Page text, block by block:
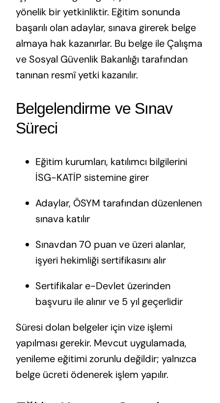
yönelik bir yetkinliktir. Eğitim sonunda
başarılı olan adaylar, sınava girerek belge
almaya hak kazanırlar. Bu belge ile Çalışma
ve Sosyal Güvenlik Bakanlığı tarafından
tanınan resmî yetki kazanılır.
Belgelendirme ve Sınav
Süreci
Eğitim kurumları, katılımcı bilgilerini
İSG-KATİP sistemine girer
Adaylar, ÖSYM tarafından düzenlenen
sınava katılır
Sınavdan 70 puan ve üzeri alanlar,
işyeri hekimliği sertifikasını alır
Sertifikalar e-Devlet üzerinden
başvuru ile alınır ve 5 yıl geçerlidir
Süresi dolan belgeler için vize işlemi
yapılması gerekir. Mevcut uygulamada,
yenileme eğitimi zorunlu değildir; yalnızca
belge ücreti ödenerek işlem yapılır.